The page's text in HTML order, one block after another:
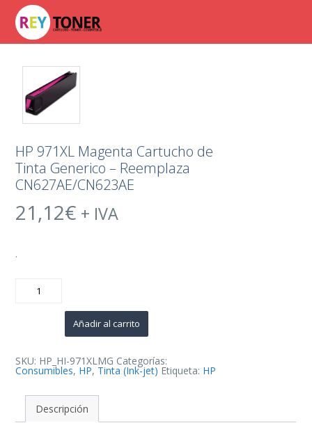
HP 971XL Magenta Cartucho de
Tinta Generico – Reemplaza
CN627AE/CN623AE
21,12€ + IVA
.
971XL
Reemplaza
CN627AE/CN623AE
Añadir al carrito
SKU: HP_HI-971XLMG Categorías:
Consumibles, HP, Tinta (Ink-jet) Etiqueta: HP
Descripción